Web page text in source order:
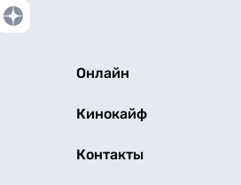
Онлайн
Кинокайф
Контакты